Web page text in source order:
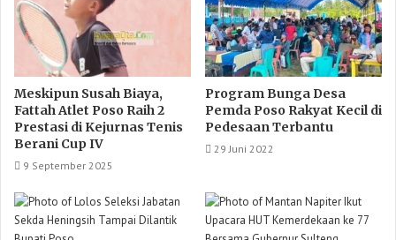
Meskipun Susah Biaya,
Fattah Atlet Poso Raih 2
Prestasi di Kejurnas Tenis
Berani Cup IV
9 September 2025
Program Bunga Desa
Pemda Poso Rakyat Kecil di
Pedesaan Terbantu
29 Juni 2022